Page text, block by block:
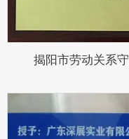
揭阳市劳动关系